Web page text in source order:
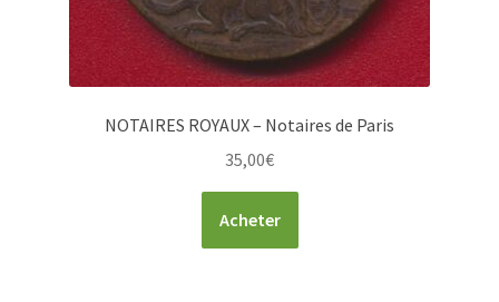
NOTAIRES ROYAUX – Notaires de Paris
35,00€
Acheter